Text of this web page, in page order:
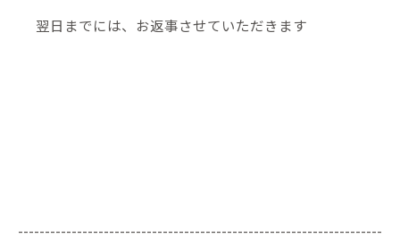
翌日までには、お返事させていただきます
--------------------------------------------------------------------